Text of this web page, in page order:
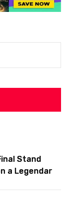
Stand
a Legendary